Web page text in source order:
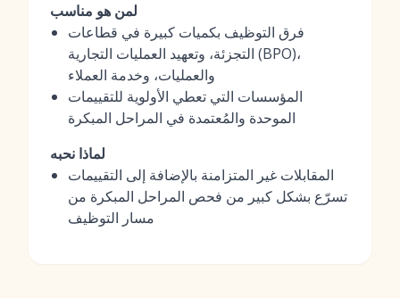
لمن هو مناسب
فرق التوظيف بكميات كبيرة في قطاعات
التجزئة، وتعهيد العمليات التجارية (BPO)،
والعمليات، وخدمة العملاء
المؤسسات التي تعطي الأولوية للتقييمات
الموحدة والمُعتمدة في المراحل المبكرة
لماذا نحبه
المقابلات غير المتزامنة بالإضافة إلى التقييمات
تسرّع بشكل كبير من فحص المراحل المبكرة من
مسار التوظيف